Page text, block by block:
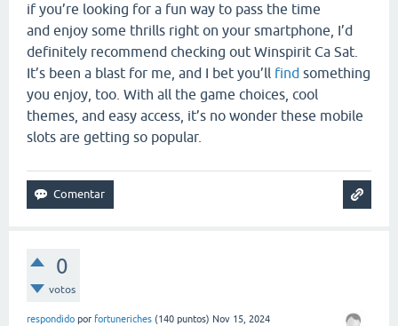
if you’re looking for a fun way to pass the time
and enjoy some thrills right on your smartphone, I’d
definitely recommend checking out Winspirit Ca Sat.
It’s been a blast for me, and I bet you’ll find something
you enjoy, too. With all the game choices, cool
themes, and easy access, it’s no wonder these mobile
slots are getting so popular.
0
votos
respondido por fortuneriches (140 puntos) Nov 15, 2024